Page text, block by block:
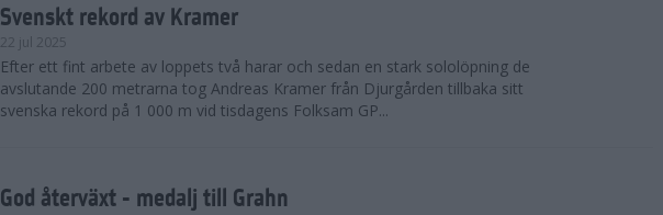
Svenskt rekord av Kramer
22 jul 2025
Efter ett fint arbete av loppets två harar och sedan en stark sololöpning de
avslutande 200 metrarna tog Andreas Kramer från Djurgården tillbaka sitt
svenska rekord på 1 000 m vid tisdagens Folksam GP...
God återväxt - medalj till Grahn